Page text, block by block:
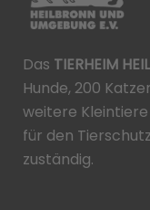
Das TIERHEIM
Hunde, 200
weitere
für den
zuständig.